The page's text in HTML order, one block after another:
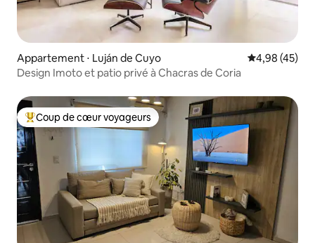
Appartement ⋅ Luján de Cuyo Évaluation
4,98 (45)
Design Imoto et patio privé à Chacras de Coria
Coups de cœur voyageurs les plus appréciés
Coup de cœur voyageurs